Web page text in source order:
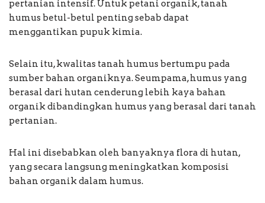
pertanian intensif. Untuk petani organik, tanah
humus betul-betul penting sebab dapat
menggantikan pupuk kimia.
Selain itu, kwalitas tanah humus bertumpu pada
sumber bahan organiknya. Seumpama, humus yang
berasal dari hutan cenderung lebih kaya bahan
organik dibandingkan humus yang berasal dari tanah
pertanian.
Hal ini disebabkan oleh banyaknya flora di hutan,
yang secara langsung meningkatkan komposisi
bahan organik dalam humus.